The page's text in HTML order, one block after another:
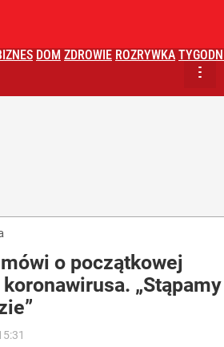
DOM ZDROWIE ROZRYWKA
o początkowej
„Stąpamy